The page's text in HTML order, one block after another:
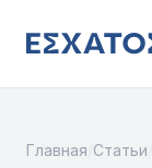
Главная Статьи